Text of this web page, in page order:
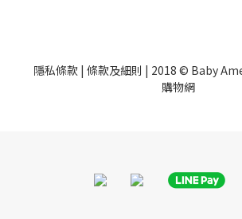
隱私條款| 條款及細則 | 2018 © Baby
購物網